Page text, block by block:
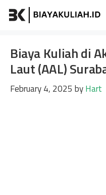
Skip
Biaya Kuliah di
Laut (AAL)
February 4, 2025 byHart